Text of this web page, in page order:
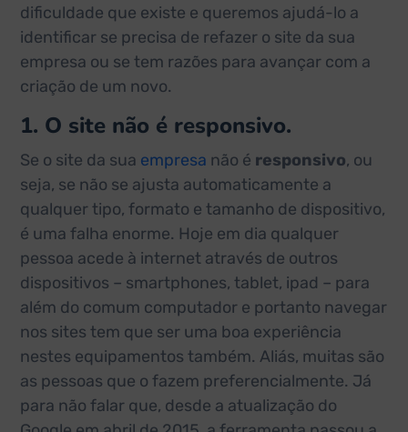
dificuldade que existe e queremos ajudá-lo a
identificar se precisa de refazer o site da sua
empresa ou se tem razões para avançar com a
criação de um novo.
1. O site não é responsivo.
Se o site da sua empresa não é responsivo, ou
seja, se não se ajusta automaticamente a
qualquer tipo, formato e tamanho de dispositivo,
é uma falha enorme. Hoje em dia qualquer
pessoa acede à internet através de outros
dispositivos – smartphones, tablet, ipad – para
além do comum computador e portanto navegar
nos sites tem que ser uma boa experiência
nestes equipamentos também. Aliás, muitas são
as pessoas que o fazem preferencialmente. Já
para não falar que, desde a atualização do